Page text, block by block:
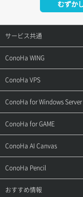
サービス共通
サポートトップ
ご契約・お支払い
用語集
お問い合わせ
ConoHa WING
サポートトップ
ご利用ガイド
お乗り換えガイド
よくある質問
ConoHa VPS
サポートトップ
ご利用ガイド
APIドキュメントVPS2.0
APIドキュメントVPS3.0
ConoHa for Windows Server
サポートトップ
ご利用ガイド
APIドキュメントVPS2.0
ConoHa for GAME
サポートトップ
ご利用ガイド
ConoHa AI Canvas
サポートトップ
ご利用ガイド
ConoHa Pencil
サポートトップ
おすすめ情報